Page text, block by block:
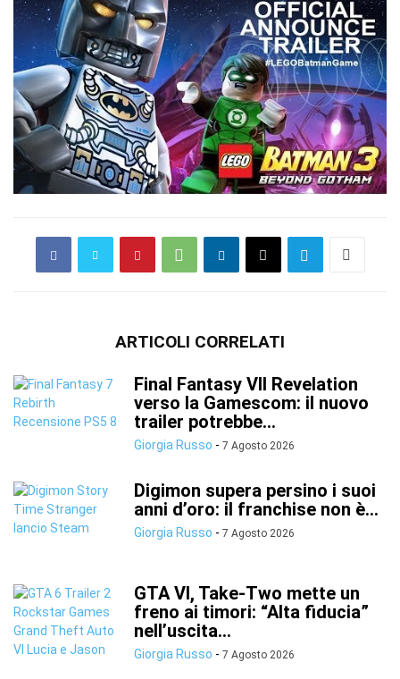
ARTICOLI CORRELATI
Final Fantasy VII Revelation
verso la Gamescom: il nuovo
trailer potrebbe...
Giorgia Russo - 7 Agosto 2026
Digimon supera persino i suoi
anni d’oro: il franchise non è...
Giorgia Russo - 7 Agosto 2026
GTA VI, Take-Two mette un
freno ai timori: “Alta fiducia”
nell’uscita...
Giorgia Russo - 7 Agosto 2026